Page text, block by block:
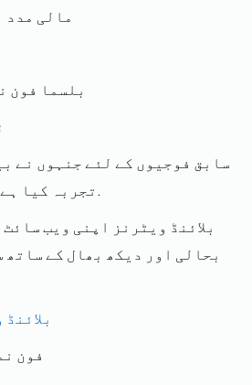
مالی مدد
بلسما فون نمبر: 020
سابق فوجیوں کے لئے جنہوں نے
تجربہ کیا ہے اور ان کے اہل خانہ.
بلائنڈ ویٹرنز اپنی ویب
بحالی اور دیکھ بھال کے
فون نمبر: